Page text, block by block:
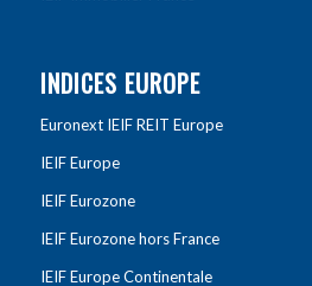
INDICES EUROPE
Euronext IEIF REIT Europe
IEIF Europe
IEIF Eurozone
IEIF Eurozone hors France
IEIF Europe Continentale